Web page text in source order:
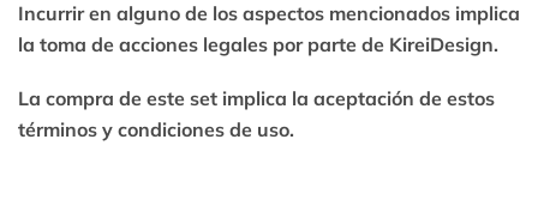
Incurrir en alguno de los aspectos mencionados implica
la toma de acciones legales por parte de KireiDesign.
La compra de este set implica la aceptación de estos
términos y condiciones de uso.